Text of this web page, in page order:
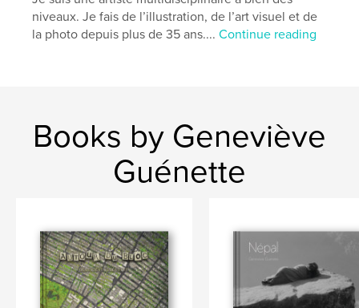
niveaux. Je fais de l’illustration, de l’art visuel et de
la photo depuis plus de 35 ans....Continue reading
Books by Geneviève
Guénette